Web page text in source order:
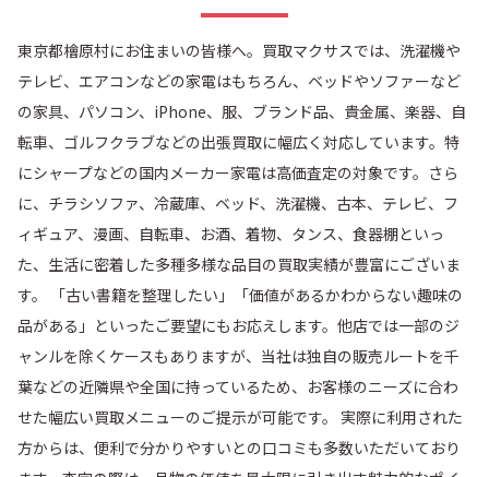
東京都檜原村にお住まいの皆様へ。買取マクサスでは、洗濯機や
テレビ、エアコンなどの家電はもちろん、ベッドやソファーなど
の家具、パソコン、iPhone、服、ブランド品、貴金属、楽器、自
転車、ゴルフクラブなどの出張買取に幅広く対応しています。特
にシャープなどの国内メーカー家電は高価査定の対象です。さら
に、チラシソファ、冷蔵庫、ベッド、洗濯機、古本、テレビ、フ
ィギュア、漫画、自転車、お酒、着物、タンス、食器棚といっ
た、生活に密着した多種多様な品目の買取実績が豊富にございま
す。 「古い書籍を整理したい」「価値があるかわからない趣味の
品がある」といったご要望にもお応えします。他店では一部のジ
ャンルを除くケースもありますが、当社は独自の販売ルートを千
葉などの近隣県や全国に持っているため、お客様のニーズに合わ
せた幅広い買取メニューのご提示が可能です。 実際に利用された
方からは、便利で分かりやすいとの口コミも多数いただいており